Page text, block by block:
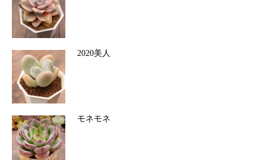
2020美人
モネモネ